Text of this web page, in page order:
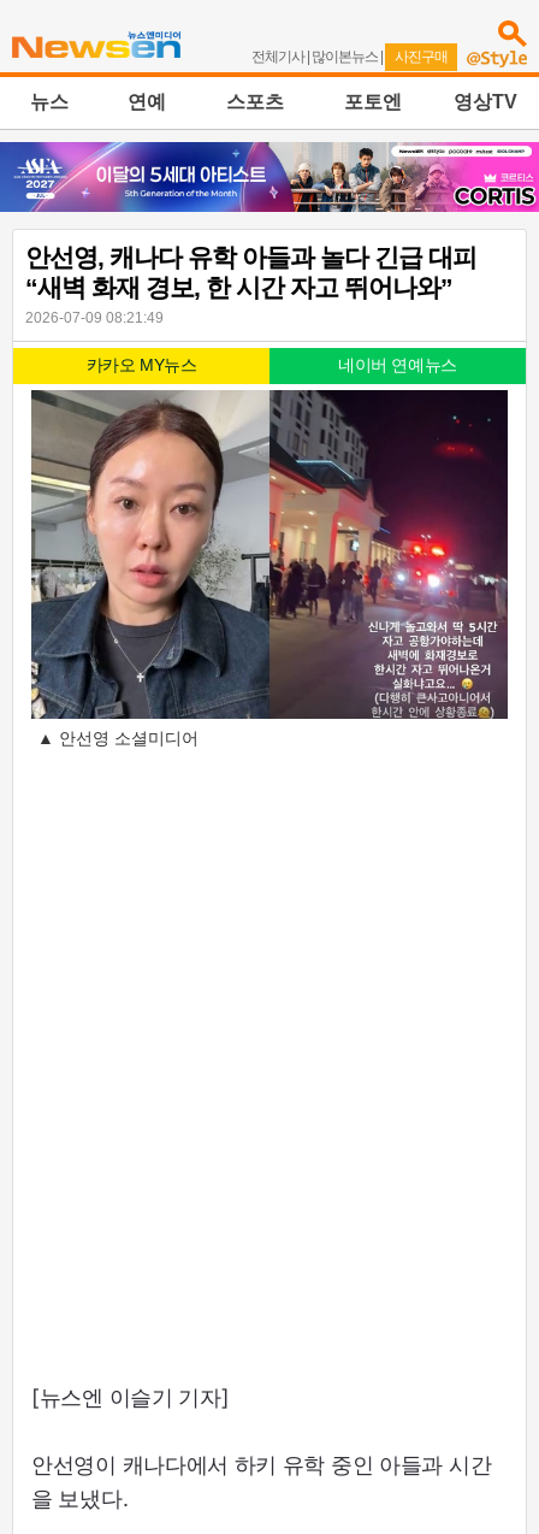
전체기사| 많이본뉴스 | 사진구매
뉴스 연예 스포츠 포토엔 영상TV
안선영, 캐나다 유학 아들과 놀다 긴급 대피
“새벽 화재 경보, 한 시간 자고 뛰어나와”
2026-07-09 08:21:49
카카오 MY뉴스 네이버 연예뉴스
▲ 안선영 소셜미디어
[뉴스엔 이슬기 기자]
안선영이 캐나다에서 하키 유학 중인 아들과 시간
을 보냈다.